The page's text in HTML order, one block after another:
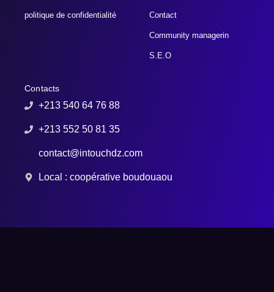
politique de confidentialité Contact
Community managerin
S.E.O
Contacts
+213 540 64 76 88
+213 552 50 81 35
contact@intouchdz.com
Local : coopérative boudouaou